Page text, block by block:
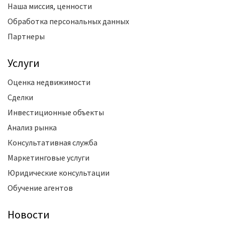
Наша миссия, ценности
Обработка персональных данных
Партнеры
Услуги
Оценка недвижимости
Сделки
Инвестиционные объекты
Анализ рынка
Консультативная служба
Маркетинговые услуги
Юридические консультации
Обучение агентов
Новости